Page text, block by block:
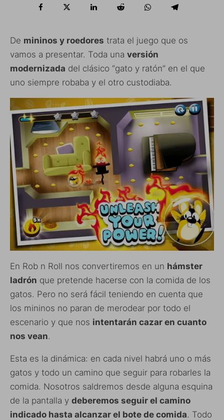
De mininos y roedores trata el juego que os
vamos a presentar. Toda una versión
modernizada del clásico “gato y ratón” en el que
uno siempre robaba y el otro custodiaba.
En Rob n Roll nos convertiremos en un hámster
ladrón que pretende hacerse con la comida de los
gatos. Pero no será fácil teniendo en cuenta que
los mininos no paran de merodear por todo el
escenario y que nos intentarán cazar en cuanto
nos vean.
Esta es la dinámica: en cada nivel habrá uno o más
gatos y todo un camino que seguir para robarles la
comida. Nosotros saldremos desde alguna esquina
de la pantalla y deberemos seguir el camino
indicado hasta alcanzar el bote de comida. Todo